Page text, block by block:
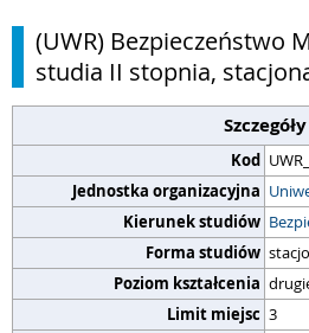
(UWR) Bezpieczeństwo
studia II stopnia,
Szczegóły
Kod
Jednostka organizacyjna
Kierunek studiów
Forma studiów
Poziom kształcenia
Limit miejsc 3